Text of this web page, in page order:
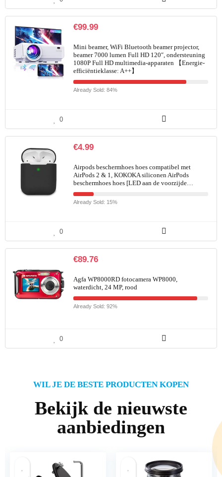
€99.99
Mini beamer, WiFi Bluetooth beamer projector,
beamer 7000 lumen Full HD 120″, ondersteuning
1080P Full HD multimedia-apparaten 【Energie-
efficiëntieklasse: A++】
Already Sold: 84%
0
€4.99
Airpods beschermhoes hoes compatibel met
AirPods 2 & 1, KOKOKA siliconen AirPods
beschermhoes hoes [LED aan de voorzijde…
Already Sold: 15%
0
€89.76
Agfa WP8000RD fotocamera WP8000,
waterdicht, 24 MP, rood
Already Sold: 92%
0
WIL JE DE BESTE PRODUCTEN KOPEN
Bekijk de nieuwste
aanbiedingen